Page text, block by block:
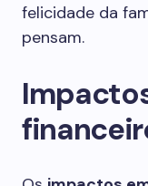
felicidade da
pensam.